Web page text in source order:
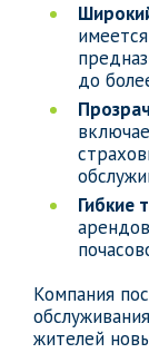
до
Гибкие
Компания
жителей